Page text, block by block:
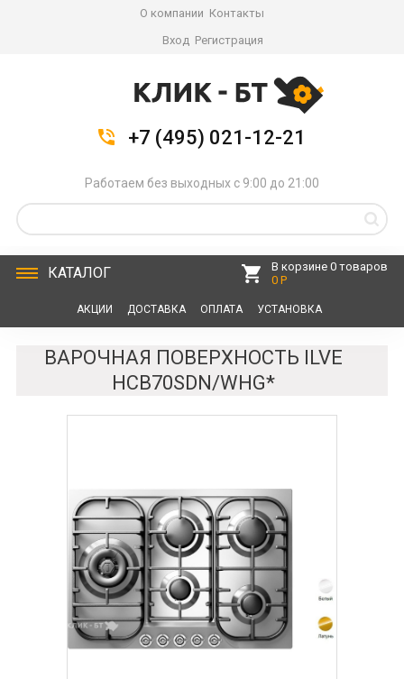
О компании Контакты
Вход Регистрация
+7 (495) 021-12-21
Работаем без выходных с 9:00 до 21:00
КАТАЛОГ
В корзине 0 товаров
0 Р
АКЦИИ ДОСТАВКА ОПЛАТА УСТАНОВКА
ВАРОЧНАЯ ПОВЕРХНОСТЬ ILVE
HCB70SDN/WHG*